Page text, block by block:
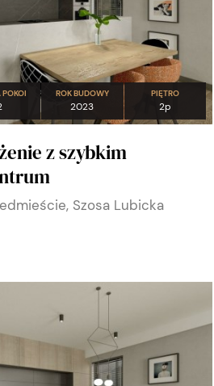
ROK BUDOWY
2023
PIĘTRO
2p
z szybkim
Szosa Lubicka